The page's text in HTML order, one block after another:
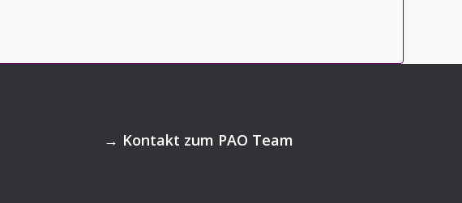
→ Kontakt zum PAO Team